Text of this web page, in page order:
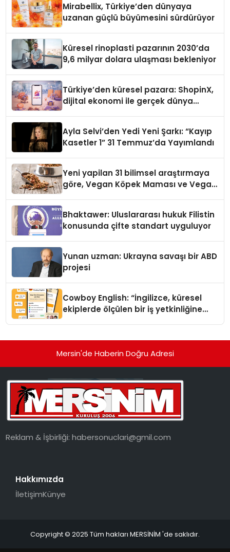
Mirabellix, Türkiye’den dünyaya
uzanan güçlü büyümesini sürdürüyor
Küresel rinoplasti pazarının 2030’da
9,6 milyar dolara ulaşması bekleniyor
Türkiye’den küresel pazara: ShopinX,
dijital ekonomi ile gerçek dünya
Ayla Selvi’den Yedi Yeni Şarkı: “Kayıp
Kasetler 1” 31 Temmuz’da Yayımlandı
Yeni yapilan 31 bilimsel araştırmaya
göre, Vegan Köpek Maması ve Vegan
Bhaktawer: Uluslararası hukuk Filistin
konusunda çifte standart uyguluyor
Yunan uzman: Ukrayna savaşı bir ABD
projesi
Cowboy English: “İngilizce, küresel
ekiplerde ölçülen bir iş yetkinliğine
Mersin'de Haberin Doğru Adresi
Reklam & İşbirliği:habersonuclari@gmil.com
Hakkımızda
İletişimKünye
Copyright © 2025 Tüm hakları MERSİNİM 'de saklıdır.